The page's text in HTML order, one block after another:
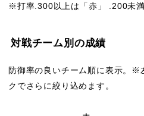
※打率.300以上は「赤」 .200未満
対戦チーム別の成績
防御率の良いチーム順に表示。※
クでさらに絞り込めます。